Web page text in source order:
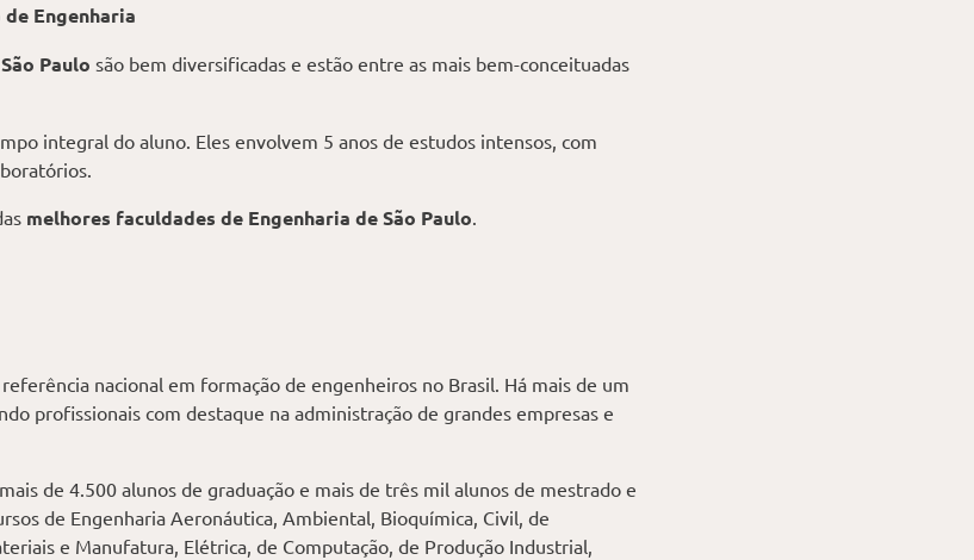
Engenharia
Paulo são bem diversificadas e estão entre as mais bem-conceituadas
integral do aluno. Eles envolvem 5 anos de estudos intensos, com
melhores faculdades de Engenharia de São Paulo
nacional em formação de engenheiros no Brasil. Há mais de um
profissionais com destaque na administração de grandes empresas e
de 4.500 alunos de graduação e mais de três mil alunos de mestrado e
de Engenharia Aeronáutica, Ambiental, Bioquímica, Civil, de
e Manufatura, Elétrica, de Computação, de Produção Industrial,